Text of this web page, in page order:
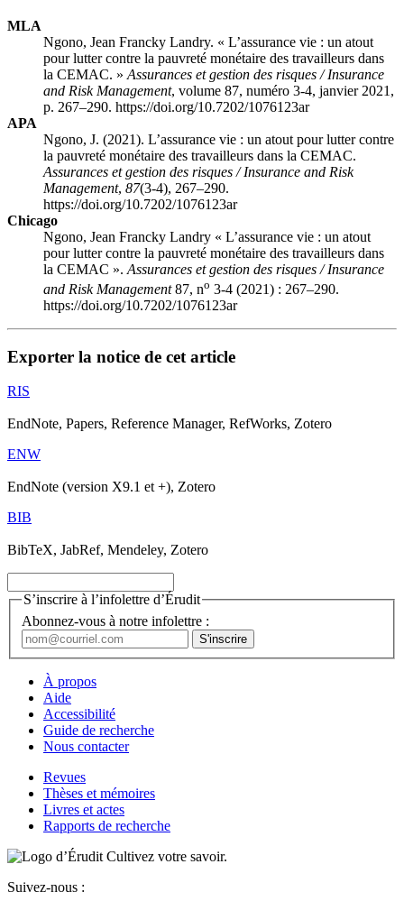
MLA
Ngono, Jean Francky Landry. « L’assurance vie : un atout
pour lutter contre la pauvreté monétaire des travailleurs dans
la CEMAC. » Assurances et gestion des risques / Insurance
and Risk Management, volume 87, numéro 3-4, janvier 2021,
p. 267–290. https://doi.org/10.7202/1076123ar
APA
Ngono, J. (2021). L’assurance vie : un atout pour lutter contre
la pauvreté monétaire des travailleurs dans la CEMAC.
Assurances et gestion des risques / Insurance and Risk
Management, 87(3-4), 267–290.
https://doi.org/10.7202/1076123ar
Chicago
Ngono, Jean Francky Landry « L’assurance vie : un atout
pour lutter contre la pauvreté monétaire des travailleurs dans
la CEMAC ». Assurances et gestion des risques / Insurance
and Risk Management87, no 3-4 (2021) : 267–290.
https://doi.org/10.7202/1076123ar
Exporter la notice de cet article
RIS
EndNote, Papers, Reference Manager, RefWorks, Zotero
ENW
EndNote (version X9.1 et +), Zotero
BIB
BibTeX, JabRef, Mendeley, Zotero
S’inscrire à l’infolettre d’Érudit
Abonnez-vous à notre infolettre :
À propos
Aide
Accessibilité
Guide de recherche
Nous contacter
Revues
Thèses et mémoires
Livres et actes
Rapports de recherche
Cultivez votre savoir.
Suivez-nous :